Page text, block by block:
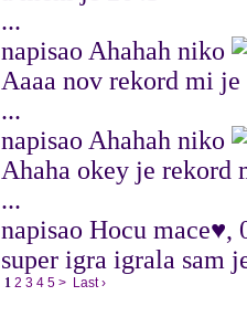
...
napisao Ahahah niko
Aaaa nov rekord mi
...
napisao Ahahah niko
Ahaha okey je rekord
...
napisao Hocu mace♥,
super igra igrala sam
1 2 3 4 5 > Last ›